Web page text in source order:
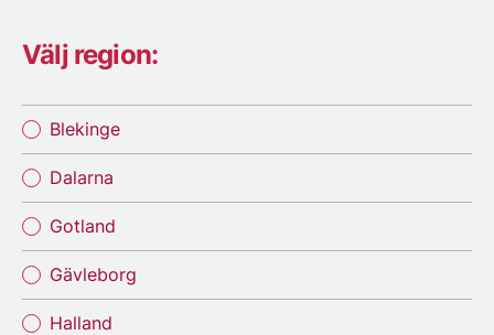
Välj region:
Blekinge
Dalarna
Gotland
Gävleborg
Halland